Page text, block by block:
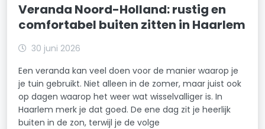
Veranda Noord-Holland: rustig en
comfortabel buiten zitten in Haarlem
30 juni 2026
Een veranda kan veel doen voor de manier waarop je
je tuin gebruikt. Niet alleen in de zomer, maar juist ook
op dagen waarop het weer wat wisselvalliger is. In
Haarlem merk je dat goed. De ene dag zit je heerlijk
buiten in de zon, terwijl je de volge